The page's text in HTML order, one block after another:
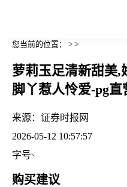
您当前的位置： > >
萝莉玉足清新甜美,
脚丫惹人怜爱-pg直
来源： 证券时报网
2026-05-12 10:57:57
字号
购买建议